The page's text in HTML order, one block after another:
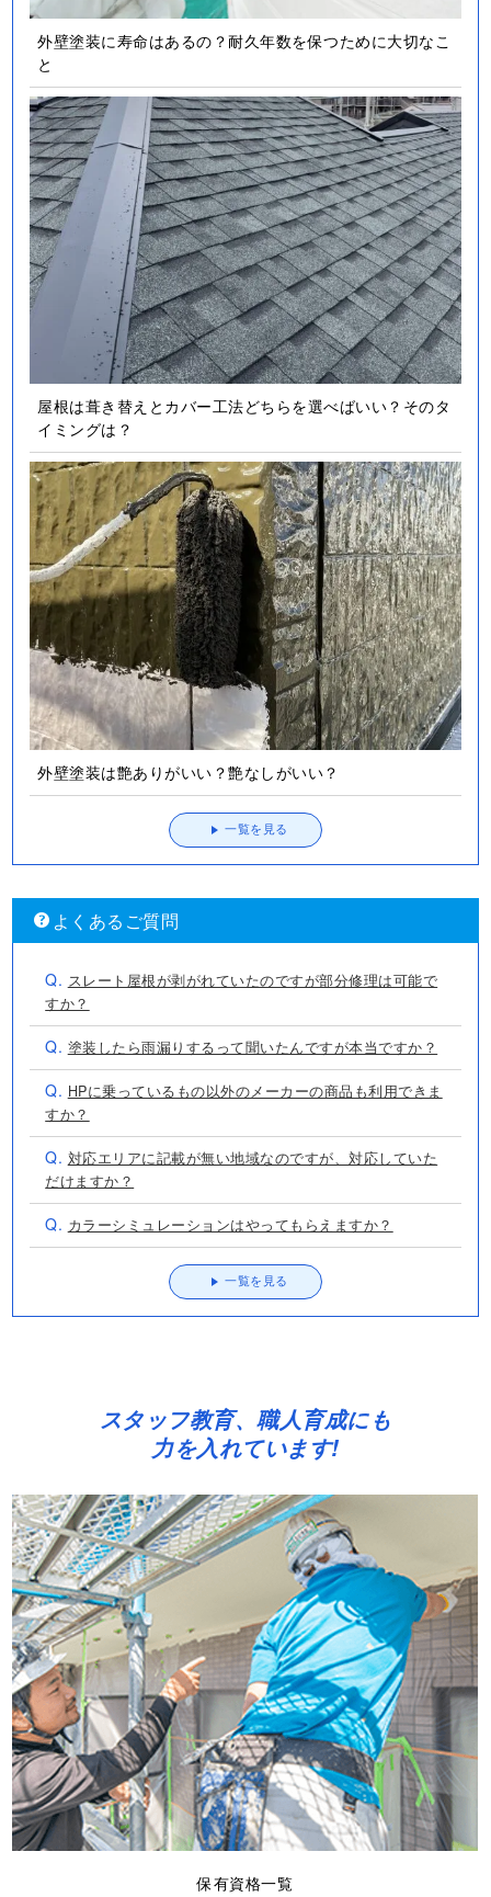
外壁塗装に寿命はあるの？耐久年数を保つために大切なこ
と
屋根は葺き替えとカバー工法どちらを選べばいい？そのタ
イミングは？
外壁塗装は艶ありがいい？艶なしがいい？
一覧を見る
よくあるご質問
Q. スレート屋根が剥がれていたのですが部分修理は可能で
すか？
Q. 塗装したら雨漏りするって聞いたんですが本当ですか？
Q. HPに乗っているもの以外のメーカーの商品も利用できま
すか？
Q. 対応エリアに記載が無い地域なのですが、対応していた
だけますか？
Q. カラーシミュレーションはやってもらえますか？
一覧を見る
スタッフ教育、職人育成にも
力を入れています!
保有資格一覧